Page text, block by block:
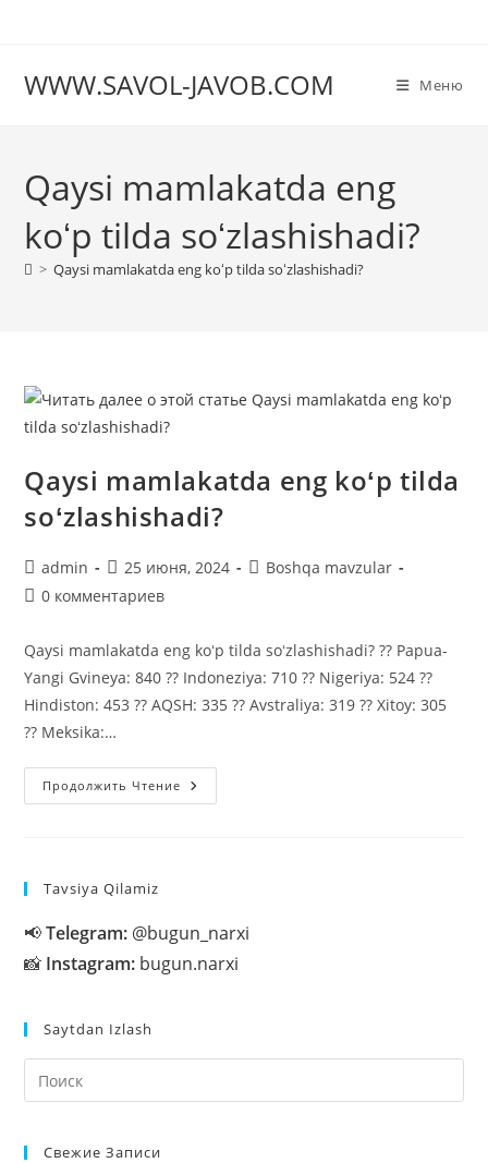
WWW.SAVOL-JAVOB.COM Меню
Qaysi mamlakatda eng
koʻp tilda soʻzlashishadi?
> Qaysi mamlakatda eng koʻp tilda soʻzlashishadi?
Qaysi mamlakatda eng koʻp tilda
soʻzlashishadi?
Автор
записи:
admin
Запись
опубликована:
25 июня, 2024
Рубрика
Boshqa mavzular
Комментарии
записи:
0 комментариев
Qaysi mamlakatda eng koʻp tilda soʻzlashishadi? ?? Papua-
Yangi Gvineya: 840 ?? Indoneziya: 710 ?? Nigeriya: 524 ??
Hindiston: 453 ?? AQSH: 335 ?? Avstraliya: 319 ?? Xitoy: 305
?? Meksika:…
Продолжить Чтение Qaysi
Mamlakatda
Tavsiya Qilamiz
📢Telegram: @bugun_narxi
📸 Instagram: bugun.narxi
Saytdan Izlash
Свежие Записи